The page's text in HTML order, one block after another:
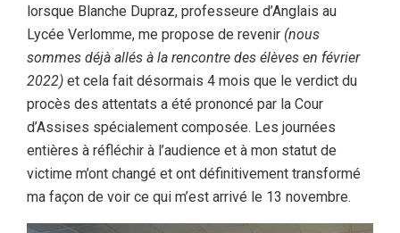
lorsque Blanche Dupraz, professeure d’Anglais au
Lycée Verlomme, me propose de revenir (nous
sommes déjà allés à la rencontre des élèves en février
2022) et cela fait désormais 4 mois que le verdict du
procès des attentats a été prononcé par la Cour
d’Assises spécialement composée. Les journées
entières à réfléchir à l’audience et à mon statut de
victime m’ont changé et ont définitivement transformé
ma façon de voir ce qui m’est arrivé le 13 novembre.